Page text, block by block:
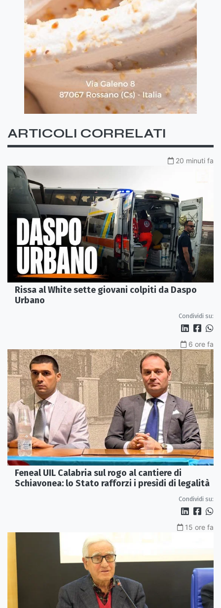
ARTICOLI CORRELATI
20 minuti fa
Rissa al White sette giovani colpiti da Daspo
Urbano
Condividi su:
6 ore fa
Feneal UIL Calabria sul rogo al cantiere di
Schiavonea: lo Stato rafforzi i presìdi di legalità
Condividi su:
15 ore fa